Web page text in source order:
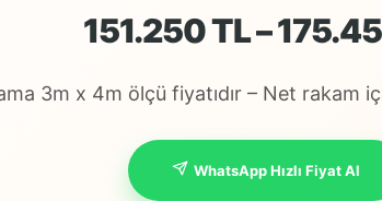
151.250 TL –
3m x 4m ölçü fiyatıdır – Net rakam
WhatsApp Hızlı Fiyat Al